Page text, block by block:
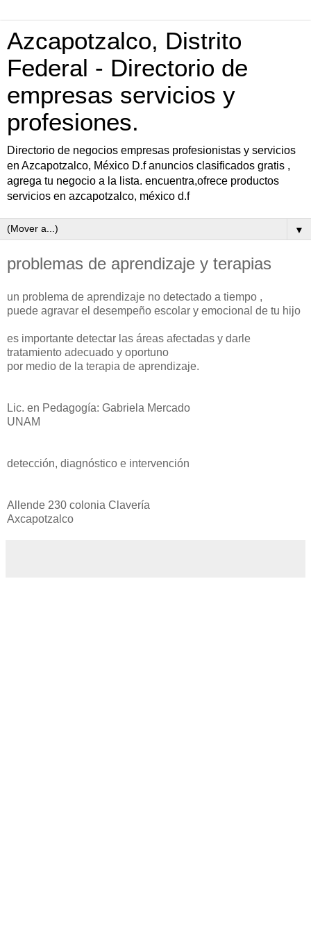
Azcapotzalco, Distrito
Federal - Directorio de
empresas servicios y
profesiones.
Directorio de negocios empresas profesionistas y servicios
en Azcapotzalco, México D.f anuncios clasificados gratis ,
agrega tu negocio a la lista. encuentra,ofrece productos
servicios en azcapotzalco, méxico d.f
▼
problemas de aprendizaje y terapias
un problema de aprendizaje no detectado a tiempo ,
puede agravar el desempeño escolar y emocional de tu hijo
es importante detectar las áreas afectadas y darle
tratamiento adecuado y oportuno
por medio de la terapia de aprendizaje.
Lic. en Pedagogía: Gabriela Mercado
UNAM
detección, diagnóstico e intervención
Allende 230 colonia Clavería
Axcapotzalco